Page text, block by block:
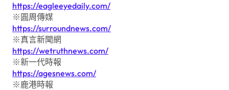
https://eagleeyedaily.com/
※圓周傳媒
https://surroundnews.com/
※真言新聞網
https://wetruthnews.com/
※新一代時報
https://agesnews.com/
※鹿港時報